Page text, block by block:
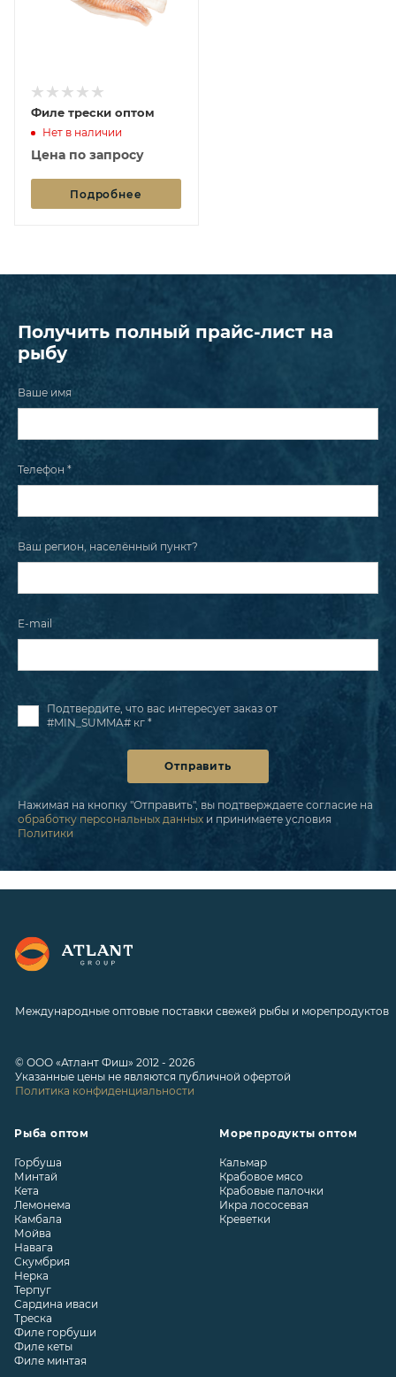
Филе трески оптом
Нет в наличии
Цена по запросу
Подробнее
Получить полный прайс-лист на
рыбу
Ваше имя
Телефон *
Ваш регион, населённый пункт?
E-mail
Подтвердите, что вас интересует заказ от
#MIN_SUMMA# кг *
Отправить
Нажимая на кнопку "Отправить", вы подтверждаете согласие на
обработку персональных данных и принимаете условия
Политики
Международные оптовые поставки свежей рыбы и морепродуктов
© ООО «Атлант Фиш» 2012 - 2026
Указанные цены не являются публичной офертой
Политика конфиденциальности
Рыба оптом
Горбуша
Минтай
Кета
Лемонема
Камбала
Мойва
Навага
Скумбрия
Нерка
Терпуг
Сардина иваси
Треска
Филе горбуши
Филе кеты
Филе минтая
Морепродукты оптом
Кальмар
Крабовое мясо
Крабовые палочки
Икра лососевая
Креветки